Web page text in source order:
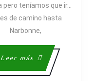
pero teníamos que ir…
de camino hasta
Narbonne,
Leer más
Leer
más